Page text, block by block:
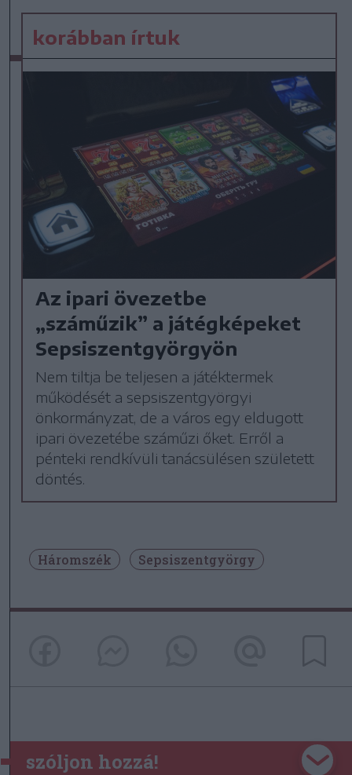
korábban írtuk
Az ipari övezetbe
„száműzik” a játégképeket
Sepsiszentgyörgyön
Nem tiltja be teljesen a játéktermek
működését a sepsiszentgyörgyi
önkormányzat, de a város egy eldugott
ipari övezetébe száműzi őket. Erről a
pénteki rendkívüli tanácsülésen született
döntés.
Háromszék Sepsiszentgyörgy
szóljon hozzá!